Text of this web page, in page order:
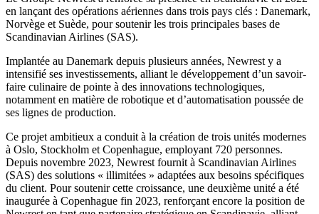
en lançant des opérations aériennes dans trois pays clés : Danemark,
Norvège et Suède, pour soutenir les trois principales bases de
Scandinavian Airlines (SAS).
Implantée au Danemark depuis plusieurs années, Newrest y a
intensifié ses investissements, alliant le développement d’un savoir-
faire culinaire de pointe à des innovations technologiques,
notamment en matière de robotique et d’automatisation poussée de
ses lignes de production.
Ce projet ambitieux a conduit à la création de trois unités modernes
à Oslo, Stockholm et Copenhague, employant 720 personnes.
Depuis novembre 2023, Newrest fournit à Scandinavian Airlines
(SAS) des solutions « illimitées » adaptées aux besoins spécifiques
du client. Pour soutenir cette croissance, une deuxième unité a été
inaugurée à Copenhague fin 2023, renforçant encore la position de